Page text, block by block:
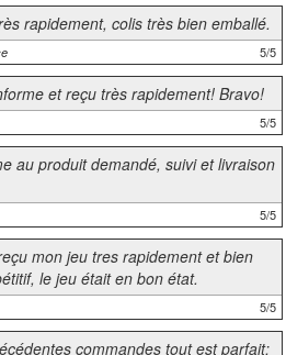
rapidement, colis très bien emballé.
5/5
et reçu très rapidement! Bravo!
5/5
au produit demandé, suivi et livraison
5/5
mon jeu tres rapidement et bien
le jeu était en bon état.
5/5
commandes tout est parfait: